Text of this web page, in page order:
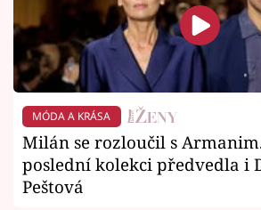
MÓDA A KRÁSA
Milán se rozloučil s
poslední kolekci předvedla i
Peštová